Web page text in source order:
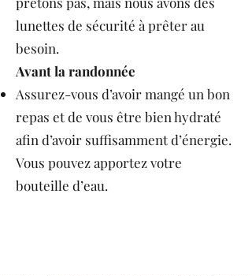
lunettes de sécurité à prêter au
besoin.
Avant la randonnée
Assurez-vous d’avoir mangé un bon
repas et de vous être bien hydraté
afin d’avoir suffisamment d’énergie.
Vous pouvez apportez votre
bouteille d’eau.